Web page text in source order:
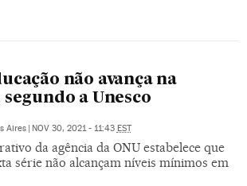
não avança na
a Unesco
Aires | NOV 30, 2021 - 11:43 EST
da agência da ONU estabelece que
série não alcançam níveis mínimos em